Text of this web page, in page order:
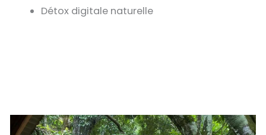
Détox digitale naturelle